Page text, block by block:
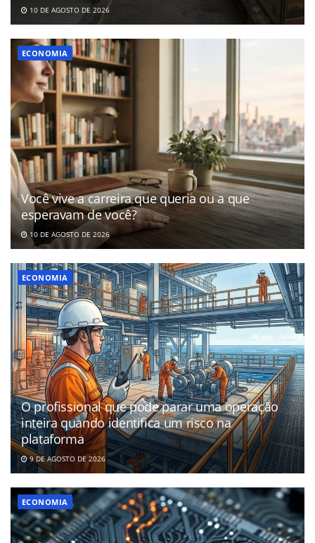
10 DE AGOSTO DE 2026
ECONOMIA
Você vive a carreira que queria ou a que
esperavam de você?
10 DE AGOSTO DE 2026
ECONOMIA
O profissional que pode parar uma operação
inteira quando identifica um risco na
plataforma
9 DE AGOSTO DE 2026
ECONOMIA